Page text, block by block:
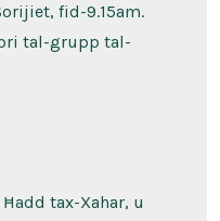
fid-9.15am.
tal-grupp tal-
tax-Xahar, u